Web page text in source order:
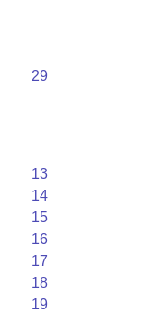
29
13
14
15
16
17
18
19